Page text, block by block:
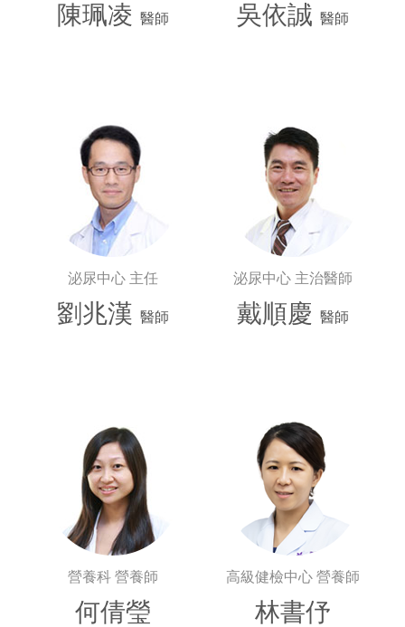
陳珮凌 醫師 吳依誠 醫師
泌尿中心 主任
劉兆漢 醫師
泌尿中心 主治醫師
戴順慶 醫師
營養科 營養師
何倩瑩
高級健檢中心 營養師
林書伃